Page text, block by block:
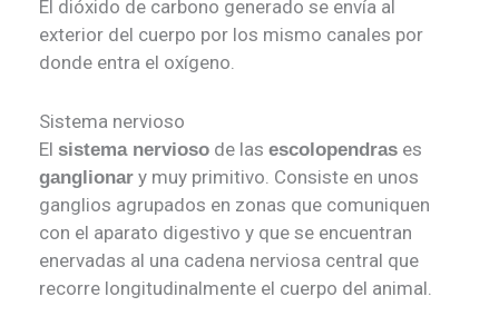
El dióxido de carbono generado se envía al
exterior del cuerpo por los mismo canales por
donde entra el oxígeno.
Sistema nervioso
El sistema nervioso de las escolopendras es
ganglionar y muy primitivo. Consiste en unos
ganglios agrupados en zonas que comuniquen
con el aparato digestivo y que se encuentran
enervadas al una cadena nerviosa central que
recorre longitudinalmente el cuerpo del animal.